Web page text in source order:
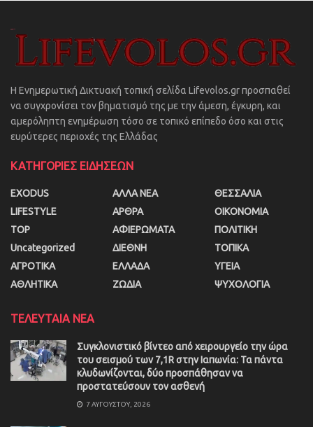
Η Ενημερωτική Δικτυακή τοπική σελίδα Lifevolos.gr προσπαθεί
να συγχρονίσει τον βηματισμό της με την άμεση, έγκυρη, και
αμερόληπτη ενημέρωση τόσο σε τοπικό επίπεδο όσο και στις
ευρύτερες περιοχές της Ελλάδας
ΚΑΤΗΓΟΡΙΕΣ ΕΙΔΗΣΕΩΝ
EXODUS
LIFESTYLE
TOP
Uncategorized
ΑΓΡΟΤΙΚΑ
ΑΘΛΗΤΙΚΑ
ΑΛΛΑ ΝΕΑ
ΑΡΘΡΑ
ΑΦΙΕΡΩΜΑΤΑ
ΔΙΕΘΝΗ
ΕΛΛΑΔΑ
ΖΩΔΙΑ
ΘΕΣΣΑΛΙΑ
ΟΙΚΟΝΟΜΙΑ
ΠΟΛΙΤΙΚΗ
ΤΟΠΙΚΑ
ΥΓΕΙΑ
ΨΥΧΟΛΟΓΙΑ
ΤΕΛΕΥΤΑΙΑ ΝΕΑ
Συγκλονιστικό βίντεο από χειρουργείο την ώρα
του σεισμού των 7,1R στην Ιαπωνία: Τα πάντα
κλυδωνίζονται, δύο προσπάθησαν να
προστατεύσουν τον ασθενή
7 ΑΥΓΟΎΣΤΟΥ, 2026